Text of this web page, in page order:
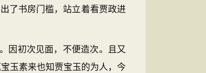
了书房门槛，站立着看贾政进
因初次见面，不便造次。且又
玉素来也知贾宝玉的为人，今